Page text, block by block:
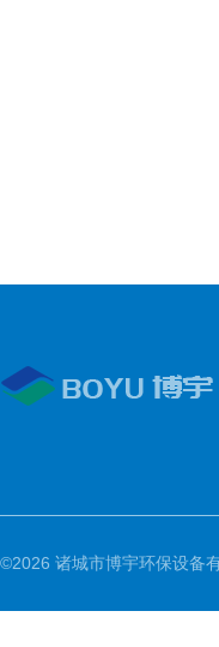
©2026 诸城市博宇环保设备